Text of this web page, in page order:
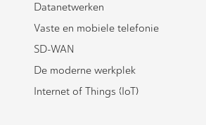
Datanetwerken
Vaste en mobiele telefonie
SD-WAN
De moderne werkplek
Internet of Things (IoT)